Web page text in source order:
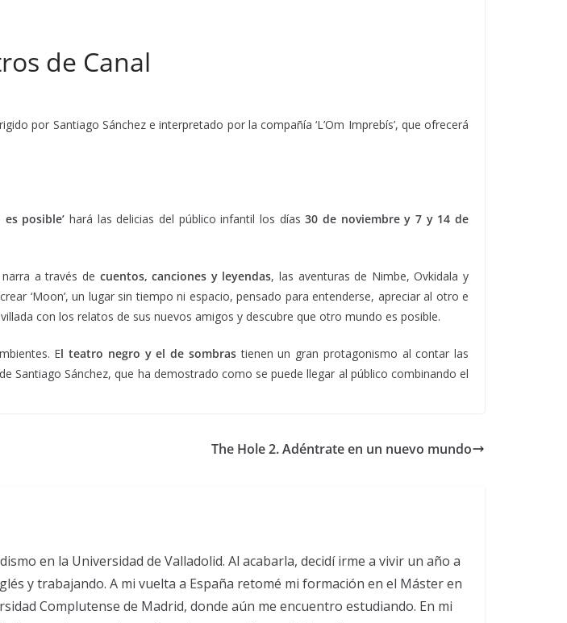
de Canal
por Santiago Sánchez e interpretado por la compañía ‘L’Om Imprebís’, que ofrecerá
posible’ hará las delicias del público infantil los días30 de noviembre y 7 y 14 de
a través de cuentos, canciones y leyendas, las aventuras de Nimbe, Ovkidala y
‘Moon’, un lugar sin tiempo ni espacio, pensado para entenderse, apreciar al otro e
con los relatos de sus nuevos amigos y descubre que otro mundo es posible.
El teatro negro y el de sombrastienen un gran protagonismo al contar las
Santiago Sánchez, que ha demostrado como se puede llegar al público combinando el
The Hole 2. Adéntrate en un nuevo mundo
en la Universidad de Valladolid. Al acabarla, decidí irme a vivir un año a
y trabajando. A mi vuelta a España retomé mi formación en el Máster en
Complutense de Madrid, donde aún me encuentro estudiando. En mi